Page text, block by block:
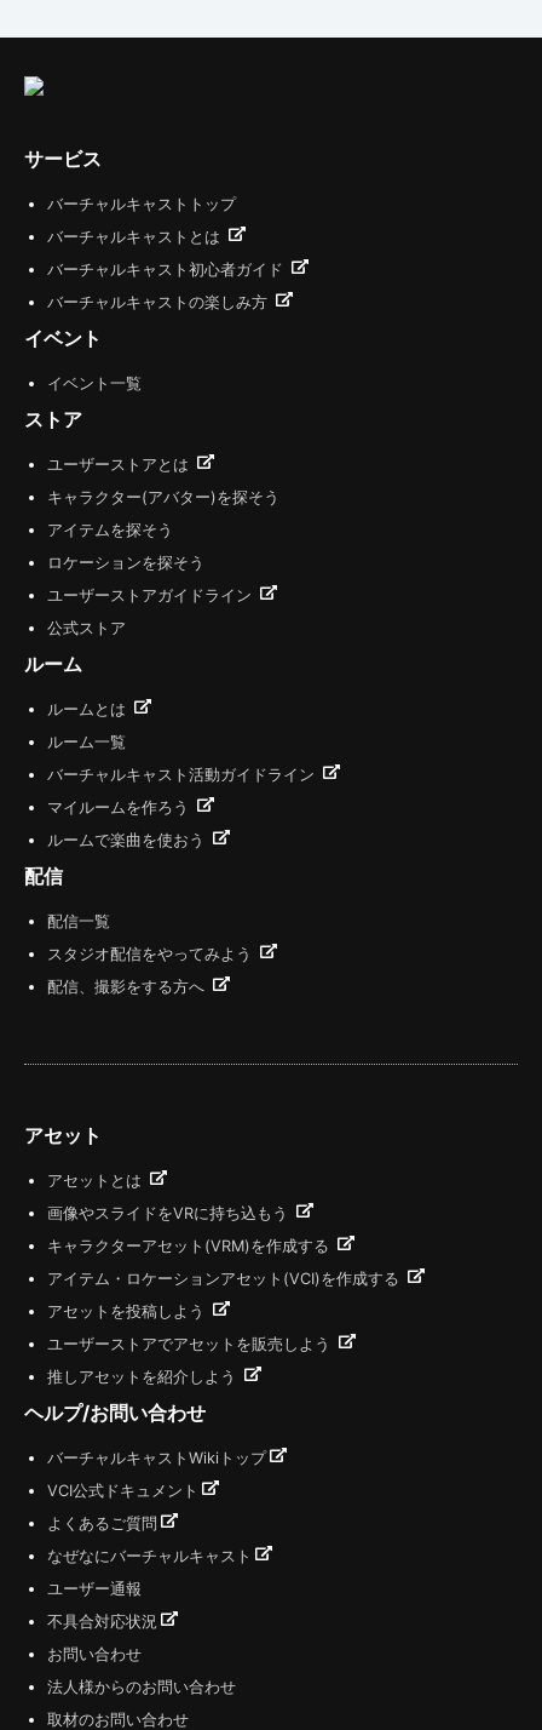
サービス
バーチャルキャストトップ
バーチャルキャストとは
バーチャルキャスト初心者ガイド
バーチャルキャストの楽しみ方
イベント
イベント一覧
ストア
ユーザーストアとは
キャラクター(アバター)を探そう
アイテムを探そう
ロケーションを探そう
ユーザーストアガイドライン
公式ストア
ルーム
ルームとは
ルーム一覧
バーチャルキャスト活動ガイドライン
マイルームを作ろう
ルームで楽曲を使おう
配信
配信一覧
スタジオ配信をやってみよう
配信、撮影をする方へ
アセット
アセットとは
画像やスライドをVRに持ち込もう
キャラクターアセット(VRM)を作成する
アイテム・ロケーションアセット(VCI)を作成する
アセットを投稿しよう
ユーザーストアでアセットを販売しよう
推しアセットを紹介しよう
ヘルプ/お問い合わせ
バーチャルキャストWikiトップ
VCI公式ドキュメント
よくあるご質問
なぜなにバーチャルキャスト
ユーザー通報
不具合対応状況
お問い合わせ
法人様からのお問い合わせ
取材のお問い合わせ